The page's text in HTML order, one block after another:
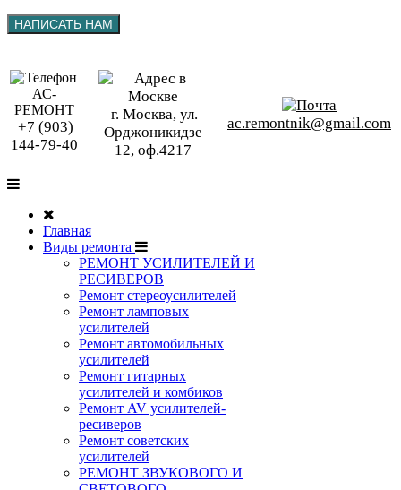
+7 (903)
144-79-40
г. Москва, ул.
Орджоникидзе
12, оф.4217
ac.remontnik@gmail.com
Главная
Виды ремонта
РЕМОНТ УСИЛИТЕЛЕЙ И
РЕСИВЕРОВ
Ремонт стереоусилителей
Ремонт ламповых
усилителей
Ремонт автомобильных
усилителей
Ремонт гитарных
усилителей и комбиков
Ремонт AV усилителей-
ресиверов
Ремонт советских
усилителей
РЕМОНТ ЗВУКОВОГО И